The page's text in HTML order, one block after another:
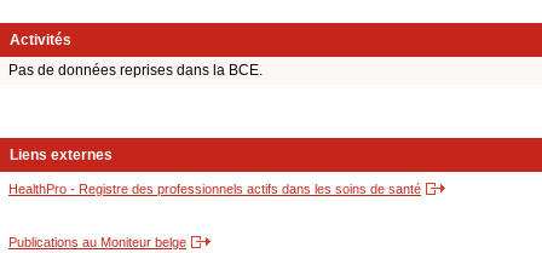
Activités
Pas de données reprises dans la BCE.
Liens externes
HealthPro - Registre des professionnels actifs dans les soins de santé
Publications au Moniteur belge